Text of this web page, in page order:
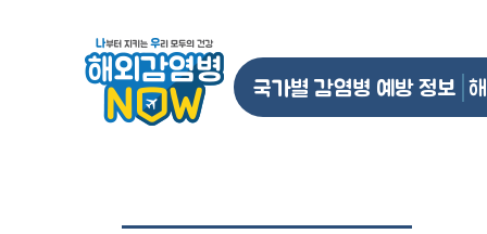
국가별 감염병 예방 정보